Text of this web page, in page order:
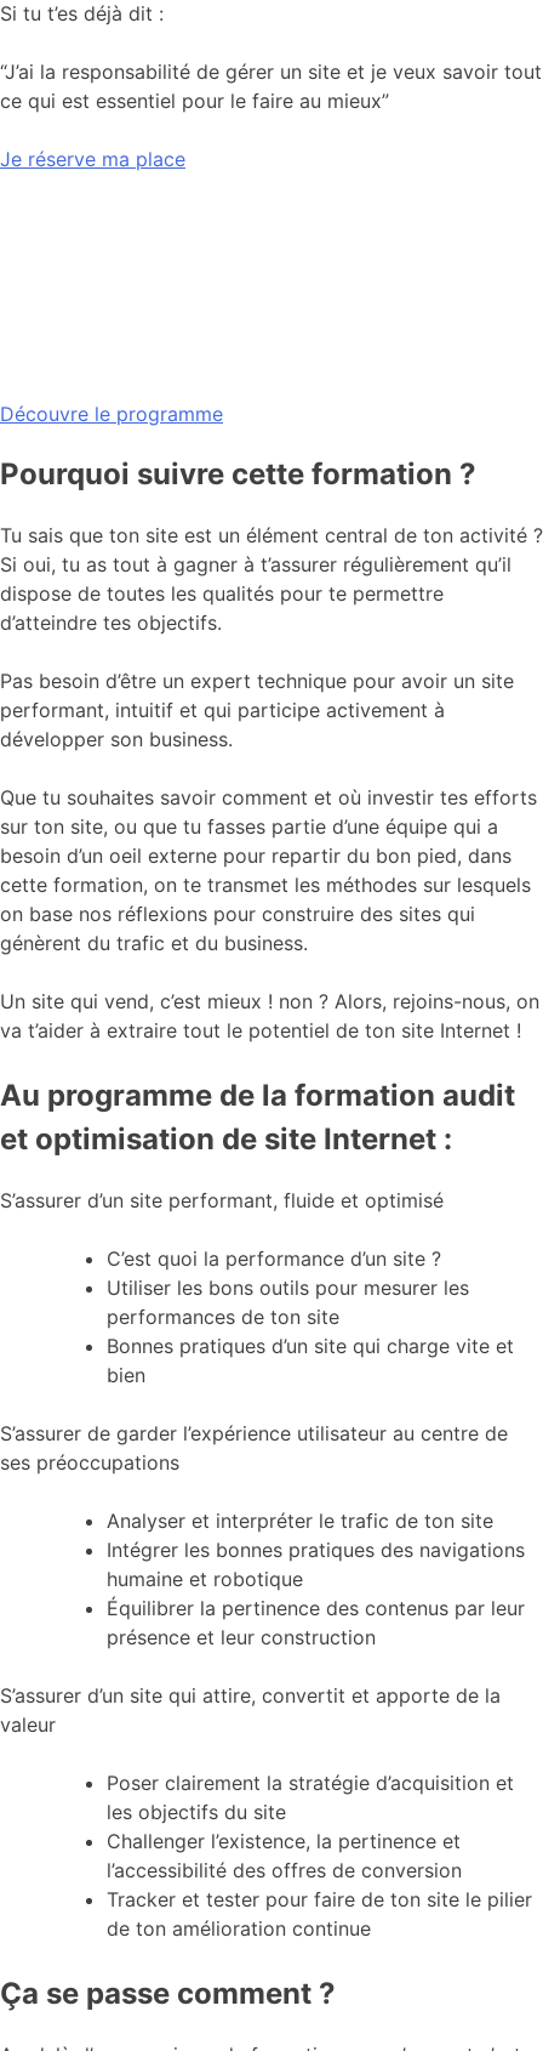
Si tu t’es déjà dit :
“J’ai la responsabilité de gérer un site et je veux savoir tout
ce qui est essentiel pour le faire au mieux”
Je réserve ma place
Découvre le programme
Pourquoi suivre cette formation ?
Tu sais que ton site est un élément central de ton activité ?
Si oui, tu as tout à gagner à t’assurer régulièrement qu’il
dispose de toutes les qualités pour te permettre
d’atteindre tes objectifs.
Pas besoin d’être un expert technique pour avoir un site
performant, intuitif et qui participe activement à
développer son business.
Que tu souhaites savoir comment et où investir tes efforts
sur ton site, ou que tu fasses partie d’une équipe qui a
besoin d’un oeil externe pour repartir du bon pied, dans
cette formation, on te transmet les méthodes sur lesquels
on base nos réflexions pour construire des sites qui
génèrent du trafic et du business.
Un site qui vend, c’est mieux ! non ? Alors, rejoins-nous, on
va t’aider à extraire tout le potentiel de ton site Internet !
Au programme de la formation audit
et optimisation de site Internet :
S’assurer d’un site performant, fluide et optimisé
C’est quoi la performance d’un site ?
Utiliser les bons outils pour mesurer les
performances de ton site
Bonnes pratiques d’un site qui charge vite et
bien
S’assurer de garder l’expérience utilisateur au centre de
ses préoccupations
Analyser et interpréter le trafic de ton site
Intégrer les bonnes pratiques des navigations
humaine et robotique
Équilibrer la pertinence des contenus par leur
présence et leur construction
S’assurer d’un site qui attire, convertit et apporte de la
valeur
Poser clairement la stratégie d’acquisition et
les objectifs du site
Challenger l’existence, la pertinence et
l’accessibilité des offres de conversion
Tracker et tester pour faire de ton site le pilier
de ton amélioration continue
Ça se passe comment ?